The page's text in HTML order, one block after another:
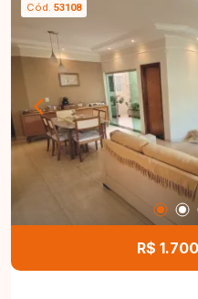
Cód. 53108
R$